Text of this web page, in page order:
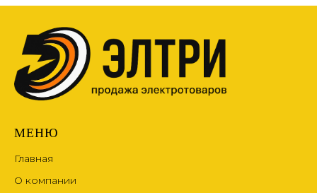
МЕНЮ
Главная
О компании